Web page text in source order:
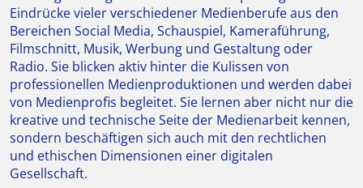
Eindrücke vieler verschiedener Medienberufe aus den
Bereichen Social Media, Schauspiel, Kameraführung,
Filmschnitt, Musik, Werbung und Gestaltung oder
Radio. Sie blicken aktiv hinter die Kulissen von
professionellen Medienproduktionen und werden dabei
von Medienprofis begleitet. Sie lernen aber nicht nur die
kreative und technische Seite der Medienarbeit kennen,
sondern beschäftigen sich auch mit den rechtlichen
und ethischen Dimensionen einer digitalen
Gesellschaft.